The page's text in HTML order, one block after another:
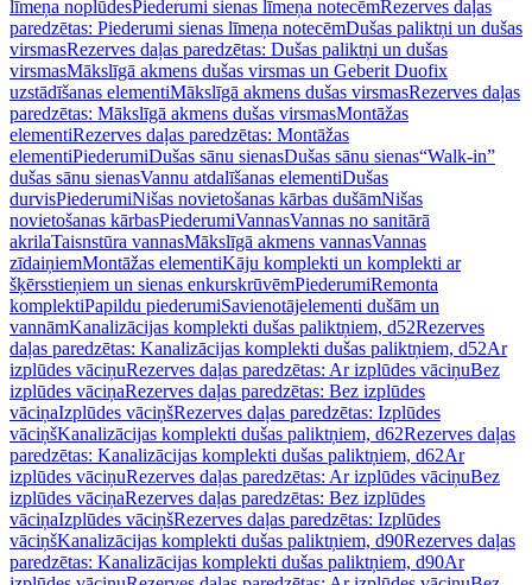
līmeņa noplūdesPiederumi sienas līmeņa notecēmRezerves daļas
paredzētas: Piederumi sienas līmeņa notecēmDušas paliktņi un dušas
virsmasRezerves daļas paredzētas: Dušas paliktņi un dušas
virsmasMākslīgā akmens dušas virsmas un Geberit Duofix
uzstādīšanas elementiMākslīgā akmens dušas virsmasRezerves daļas
paredzētas: Mākslīgā akmens dušas virsmasMontāžas
elementiRezerves daļas paredzētas: Montāžas
elementiPiederumiDušas sānu sienasDušas sānu sienas“Walk-in”
dušas sānu sienasVannu atdalīšanas elementiDušas
durvisPiederumiNišas novietošanas kārbas dušāmNišas
novietošanas kārbasPiederumiVannasVannas no sanitārā
akrilaTaisnstūra vannasMākslīgā akmens vannasVannas
zīdaiņiemMontāžas elementiKāju komplekti un komplekti ar
šķērsstieņiem un sienas enkurskrūvēmPiederumiRemonta
komplektiPapildu piederumiSavienotājelementi dušām un
vannāmKanalizācijas komplekti dušas paliktņiem, d52Rezerves
daļas paredzētas: Kanalizācijas komplekti dušas paliktņiem, d52Ar
izplūdes vāciņuRezerves daļas paredzētas: Ar izplūdes vāciņuBez
izplūdes vāciņaRezerves daļas paredzētas: Bez izplūdes
vāciņaIzplūdes vāciņšRezerves daļas paredzētas: Izplūdes
vāciņšKanalizācijas komplekti dušas paliktņiem, d62Rezerves daļas
paredzētas: Kanalizācijas komplekti dušas paliktņiem, d62Ar
izplūdes vāciņuRezerves daļas paredzētas: Ar izplūdes vāciņuBez
izplūdes vāciņaRezerves daļas paredzētas: Bez izplūdes
vāciņaIzplūdes vāciņšRezerves daļas paredzētas: Izplūdes
vāciņšKanalizācijas komplekti dušas paliktņiem, d90Rezerves daļas
paredzētas: Kanalizācijas komplekti dušas paliktņiem, d90Ar